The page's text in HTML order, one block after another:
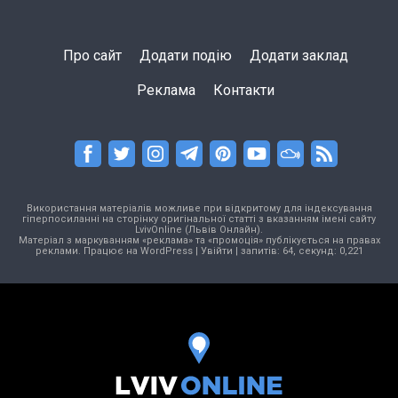
Про сайт Додати подію Додати заклад
Реклама Контакти
Використання матеріалів можливе при відкритому для індексування
гіперпосиланні на сторінку оригінальної статті з вказанням імені сайту
LvivOnline (Львів Онлайн).
Матеріал з маркуванням «реклама» та «промоція» публікується на правах
реклами. Працює на WordPress| Увійти | запитів: 64, секунд: 0,221